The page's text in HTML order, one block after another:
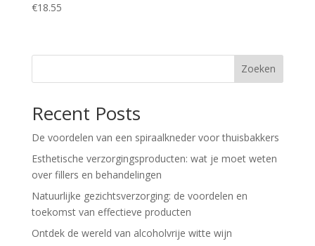
€18.55
Zoeken
Recent Posts
De voordelen van een spiraalkneder voor thuisbakkers
Esthetische verzorgingsproducten: wat je moet weten
over fillers en behandelingen
Natuurlijke gezichtsverzorging: de voordelen en
toekomst van effectieve producten
Ontdek de wereld van alcoholvrije witte wijn